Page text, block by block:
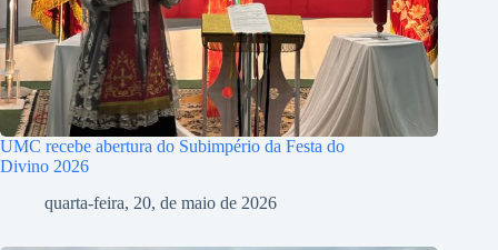
UMC recebe abertura do Subimpério da Festa do
Divino 2026
quarta-feira, 20, de maio de 2026